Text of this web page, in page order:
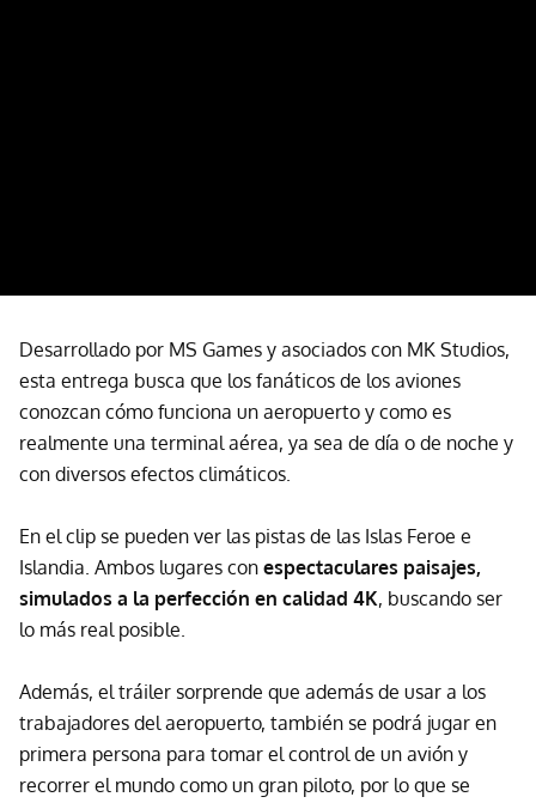
Desarrollado por MS Games y asociados con MK Studios,
esta entrega busca que los fanáticos de los aviones
conozcan cómo funciona un aeropuerto y como es
realmente una terminal aérea, ya sea de día o de noche y
con diversos efectos climáticos.
En el clip se pueden ver las pistas de las Islas Feroe e
Islandia. Ambos lugares con espectaculares paisajes,
simulados a la perfección en calidad 4K, buscando ser
lo más real posible.
Además, el tráiler sorprende que además de usar a los
trabajadores del aeropuerto, también se podrá jugar en
primera persona para tomar el control de un avión y
recorrer el mundo como un gran piloto, por lo que se